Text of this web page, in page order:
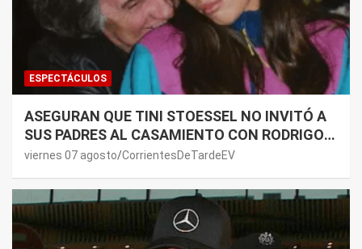
ESPECTÁCULOS
ASEGURAN QUE TINI STOESSEL NO INVITÓ A
SUS PADRES AL CASAMIENTO CON RODRIGO
DE PAUL: LOS MOTIVOS
viernes 07 agosto CorrientesDeTardeEV